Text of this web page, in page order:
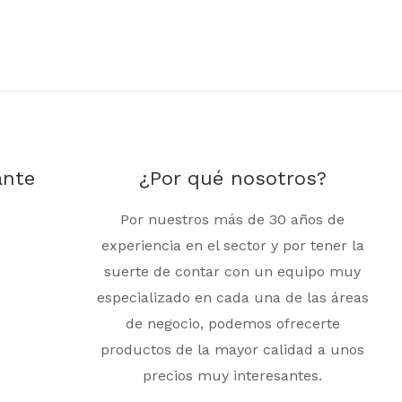
¿Por qué nosotros?
Por nuestros más de 30 años de
experiencia en el sector y por tener la
suerte de contar con un equipo muy
especializado en cada una de las áreas
de negocio, podemos ofrecerte
productos de la mayor calidad a unos
precios muy interesantes.